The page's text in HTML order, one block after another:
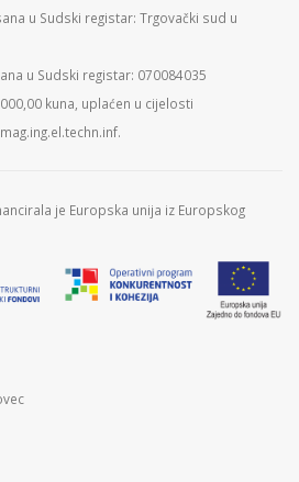
u Sudski registar: Trgovački sud u
u Sudski registar: 070084035
kuna, uplaćen u cijelosti
je Europska unija iz Europskog